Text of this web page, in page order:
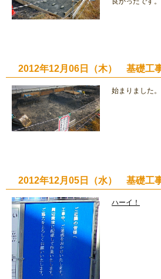
2012年12月06日（木） 基礎工
始まりました。
2012年12月05日（水） 基礎工
ハーイ！